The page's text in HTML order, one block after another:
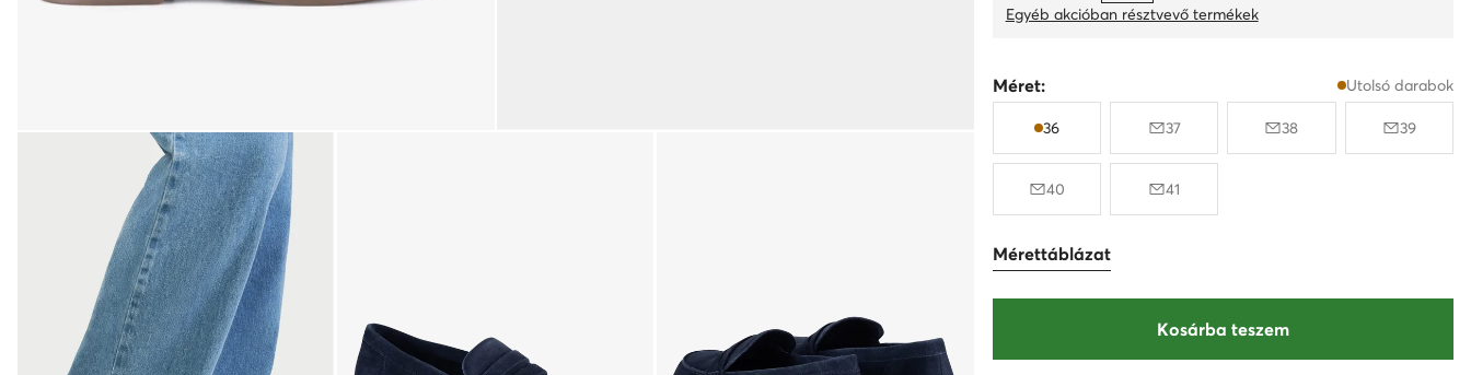
Egyéb akcióban résztvevő termékek
Méret: Utolsó darabok
36 37 38 39
40 41
Mérettáblázat
Kosárba teszem